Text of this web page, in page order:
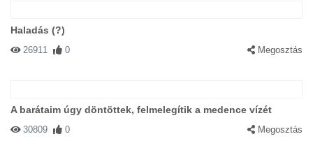
Haladás (?)
26911 0 Megosztás
A barátaim úgy döntöttek, felmelegítik a medence vízét
30809 0 Megosztás